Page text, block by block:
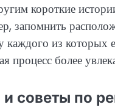
короткие
запомнить
каждого из которых
более
и советы по